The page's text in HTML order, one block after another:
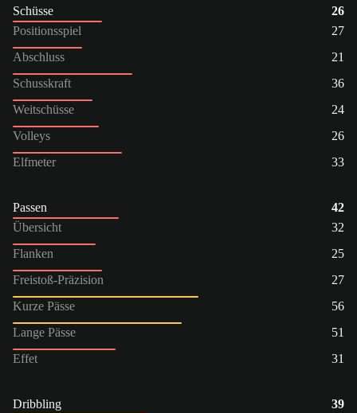
Schüsse
26
Positionsspiel
27
Abschluss
21
Schusskraft
36
Weitschüsse
24
Volleys
26
Elfmeter
33
Passen
42
Übersicht
32
Flanken
25
Freistoß-Präzision
27
Kurze Pässe
56
Lange Pässe
51
Effet
31
Dribbling
39